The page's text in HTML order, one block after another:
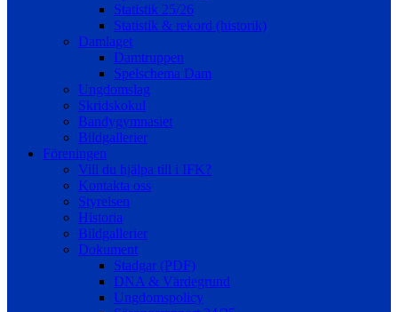
Statistik 25/26
Statistik & rekord (historik)
Damlaget
Damtruppen
Spelschema Dam
Ungdomslag
Skridskokul
Bandygymnasiet
Bildgallerier
Föreningen
Vill du hjälpa till i IFK?
Kontakta oss
Styrelsen
Historia
Bildgallerier
Dokument
Stadgar (PDF)
DNA & Värdegrund
Ungdomspolicy